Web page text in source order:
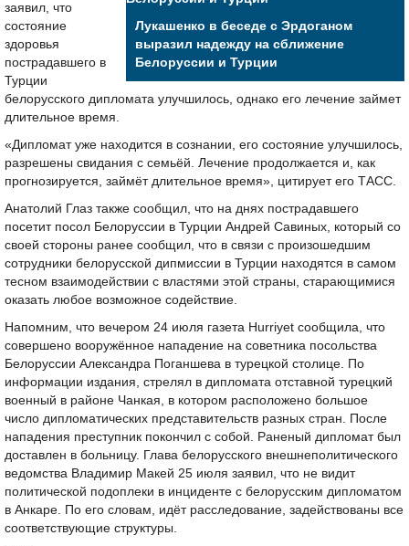
Лукашенко в беседе с Эрдоганом
выразил надежду на сближение
Белоруссии и Турции
заявил, что
состояние
здоровья
пострадавшего в
Турции
белорусского дипломата улучшилось, однако его лечение займет
длительное время.
«Дипломат уже находится в сознании, его состояние улучшилось,
разрешены свидания с семьёй. Лечение продолжается и, как
прогнозируется, займёт длительное время», цитирует его ТАСС.
Анатолий Глаз также сообщил, что на днях пострадавшего
посетит посол Белоруссии в Турции Андрей Савиных, который со
своей стороны ранее сообщил, что в связи с произошедшим
сотрудники белорусской дипмиссии в Турции находятся в самом
тесном взаимодействии с властями этой страны, старающимися
оказать любое возможное содействие.
Напомним, что вечером 24 июля газета Hurriyet сообщила, что
совершено вооружённое нападение на советника посольства
Белоруссии Александра Поганшева в турецкой столице. По
информации издания, стрелял в дипломата отставной турецкий
военный в районе Чанкая, в котором расположено большое
число дипломатических представительств разных стран. После
нападения преступник покончил с собой. Раненый дипломат был
доставлен в больницу. Глава белорусского внешнеполитического
ведомства Владимир Макей 25 июля заявил, что не видит
политической подоплеки в инциденте с белорусским дипломатом
в Анкаре. По его словам, идёт расследование, задействованы все
соответствующие структуры.